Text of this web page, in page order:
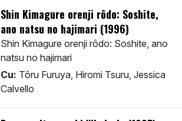
Shin Kimagure orenji rôdo: Soshite,
ano natsu no hajimari (1996)
Shin Kimagure orenji rôdo: Soshite, ano
natsu no hajimari
Cu: Tôru Furuya, Hiromi Tsuru, Jessica
Calvello